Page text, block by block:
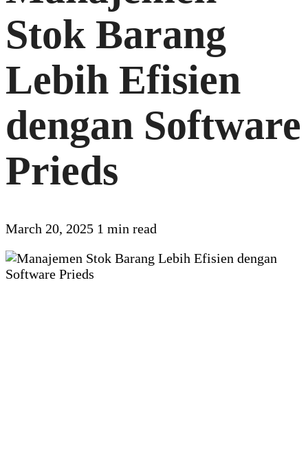
Stok Barang
Lebih Efisien
dengan Software
Prieds
March 20, 2025 1 min read